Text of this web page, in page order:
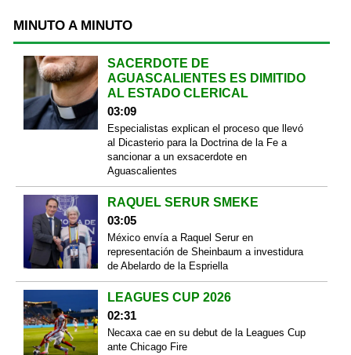
MINUTO A MINUTO
SACERDOTE DE
AGUASCALIENTES ES DIMITIDO
AL ESTADO CLERICAL
03:09
Especialistas explican el proceso que llevó
al Dicasterio para la Doctrina de la Fe a
sancionar a un exsacerdote en
Aguascalientes
RAQUEL SERUR SMEKE
03:05
México envía a Raquel Serur en
representación de Sheinbaum a investidura
de Abelardo de la Espriella
LEAGUES CUP 2026
02:31
Necaxa cae en su debut de la Leagues Cup
ante Chicago Fire